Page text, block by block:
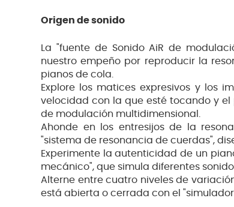
Origen de sonido
La "fuente de Sonido AiR de
nuestro empeño por reproducir la
pianos de cola.
Explore los matices expresivos y los
velocidad con la que esté tocando y
de modulación multidimensional.
Ahonde en los entresijos de la
"sistema de resonancia de cuerdas",
Experimente la autenticidad de un
mecánico", que simula diferentes
Alterne entre cuatro niveles de
está abierta o cerrada con el "simulador